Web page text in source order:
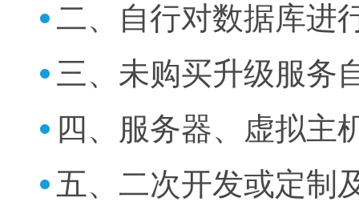
二、自行对数据库进
三、未购买升级服务
四、服务器、虚拟主
五、二次开发或定制